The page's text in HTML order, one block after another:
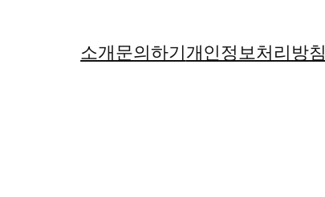
소개문의하기개인정보처리방침